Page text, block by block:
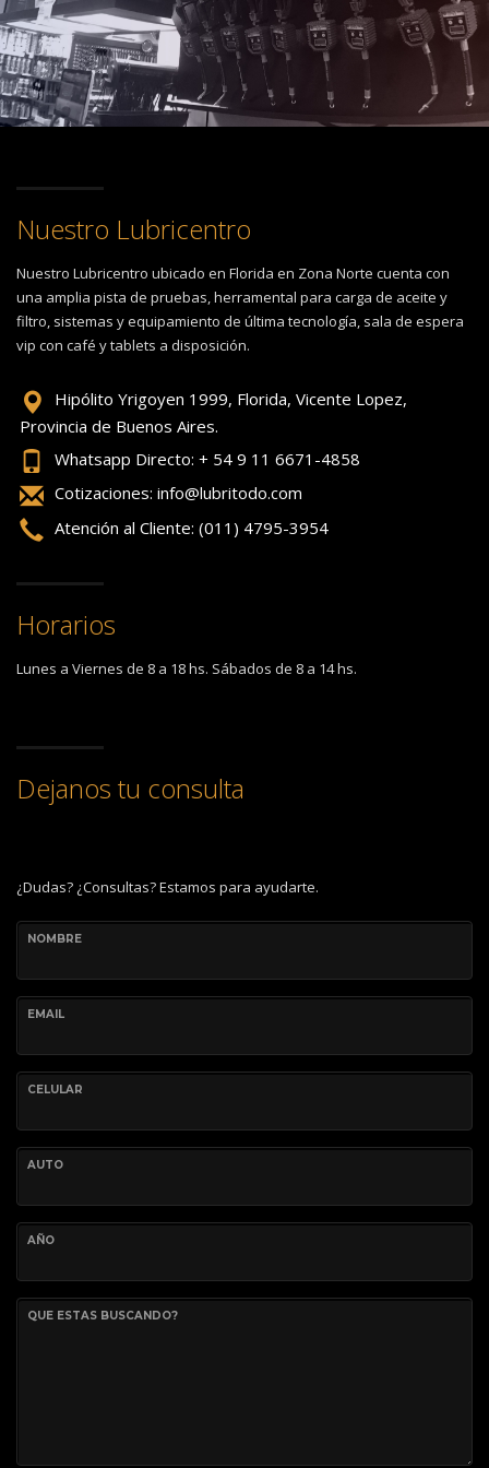
Nuestro Lubricentro
Nuestro Lubricentro ubicado en Florida en Zona Norte cuenta con
una amplia pista de pruebas, herramental para carga de aceite y
filtro, sistemas y equipamiento de última tecnología, sala de espera
vip con café y tablets a disposición.
Hipólito Yrigoyen 1999, Florida, Vicente Lopez,
Provincia de Buenos Aires.
Whatsapp Directo: + 54 9 11 6671-4858
Cotizaciones: info@lubritodo.com
Atención al Cliente: (011) 4795-3954
Horarios
Lunes a Viernes de 8 a 18 hs. Sábados de 8 a 14 hs.
Dejanos tu consulta
¿Dudas? ¿Consultas? Estamos para ayudarte.
NOMBRE
EMAIL
CELULAR
AUTO
AÑO
QUE ESTAS BUSCANDO?